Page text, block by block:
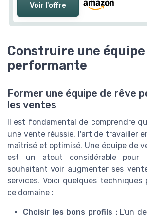
Voir l'offre
Construire une
performante
Former une équipe de rêve
les ventes
Il est fondamental de comprendre
une vente réussie, l'art de travailler
maîtrisé et optimisé. Une équipe de
est un atout considérable pour
souhaitant voir augmenter ses
services. Voici quelques techniques
ce domaine :
Choisir les bons profils :L'un